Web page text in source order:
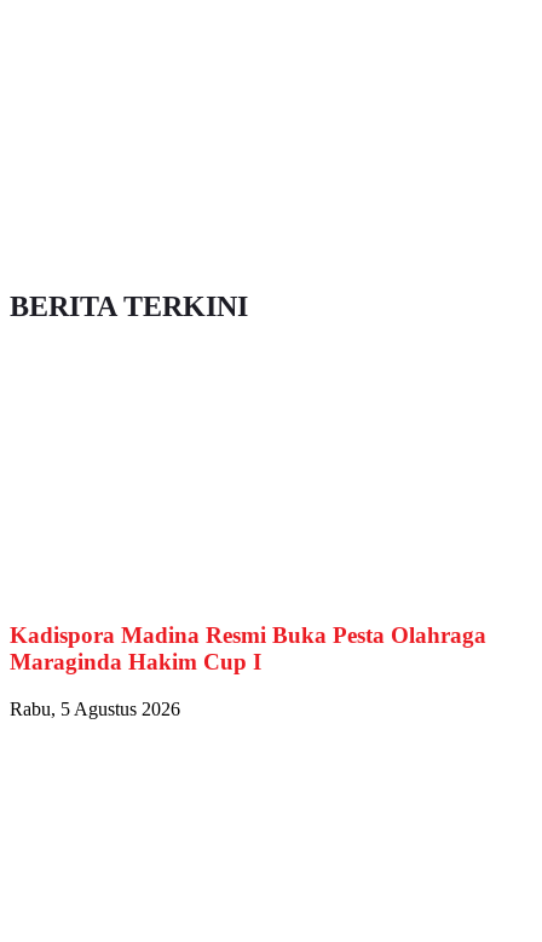
BERITA TERKINI
Kadispora Madina Resmi Buka Pesta Olahraga
Maraginda Hakim Cup I
Rabu, 5 Agustus 2026